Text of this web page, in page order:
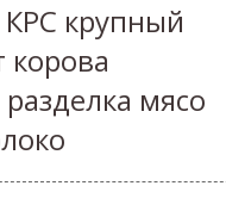
крупный
корова
мясо